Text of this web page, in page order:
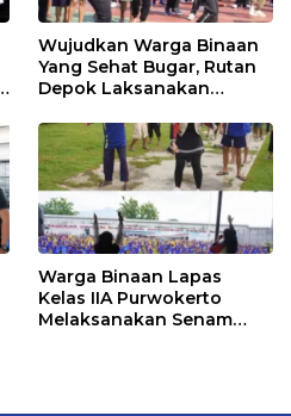
Wujudkan Warga Binaan
Yang Sehat Bugar, Rutan
Depok Laksanakan
Warga Binaan Lapas
Kelas IIA Purwokerto
Melaksanakan Senam